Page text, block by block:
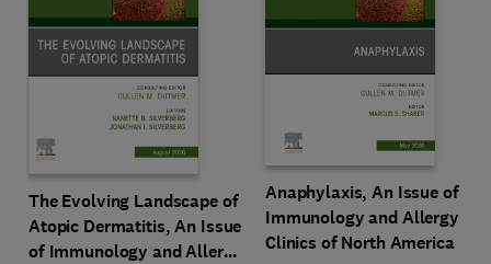
The Evolving Landscape of
Atopic Dermatitis, An Issue
of Immunology and Allergy
Anaphylaxis, An Issue of
Immunology and Allergy
Clinics of North America